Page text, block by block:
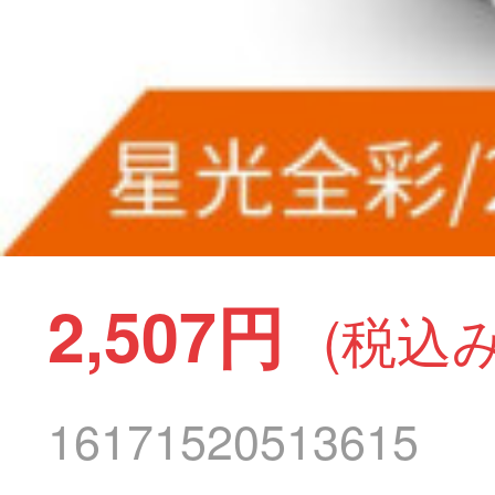
2,507円 (税込
16171520513615